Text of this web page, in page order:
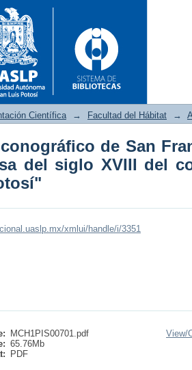
iconográfico
del convento
Científica → Facultad del Hábitat →
de San
del siglo XVIII del
xmlui/handle/i/3351
MCH1PIS00701.pdf
65.76Mb
PDF
View/